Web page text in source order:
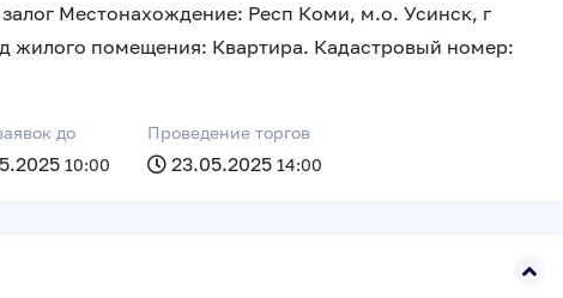
Местонахождение: Респ Коми, м.о. Усинск, г
жилого помещения: Квартира. Кадастровый номер:
до
10:00
Проведение торгов
23.05.2025 14:00